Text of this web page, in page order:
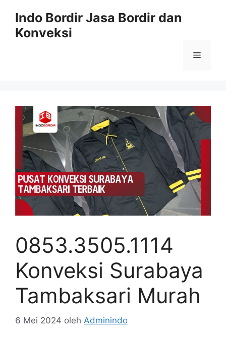
Indo Bordir Jasa Bordir dan
Konveksi
Menu
0853.3505.1114
Konveksi Surabaya
Tambaksari Murah
6 Mei 2024 oleh Adminindo